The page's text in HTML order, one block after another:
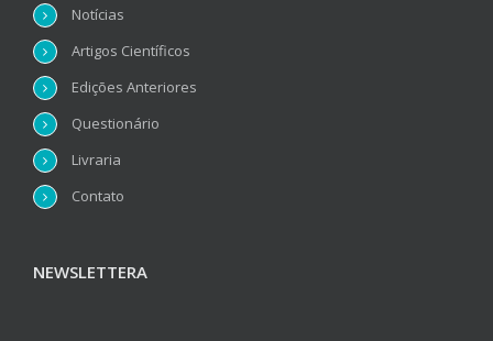
Notícias
Artigos Científicos
Edições Anteriores
Questionário
Livraria
Contato
NEWSLETTERA